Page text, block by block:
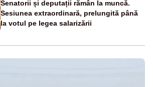
Senatorii și deputații rămân la muncă.
Sesiunea extraordinară, prelungită până
la votul pe legea salarizării